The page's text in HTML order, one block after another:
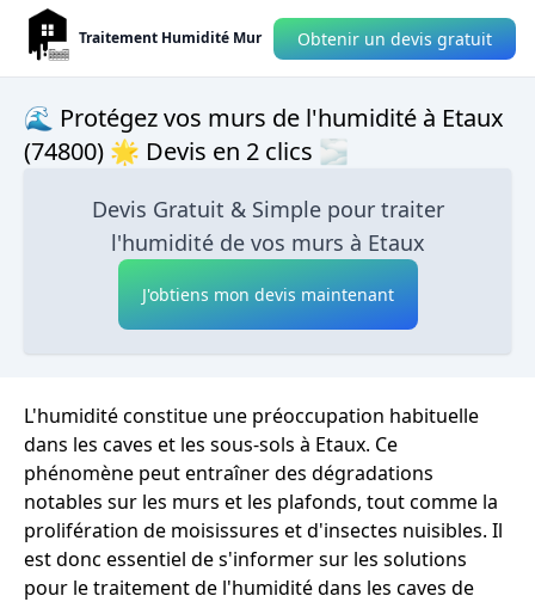
Traitement Humidité Mur Obtenir un devis gratuit
🌊 Protégez vos murs de l'humidité à Etaux
(74800) 🌟 Devis en 2 clics 🌫
Devis Gratuit & Simple pour traiter
l'humidité de vos murs à Etaux
J'obtiens mon devis maintenant
L'humidité constitue une préoccupation habituelle
dans les caves et les sous-sols à Etaux. Ce
phénomène peut entraîner des dégradations
notables sur les murs et les plafonds, tout comme la
prolifération de moisissures et d'insectes nuisibles. Il
est donc essentiel de s'informer sur les solutions
pour le traitement de l'humidité dans les caves de